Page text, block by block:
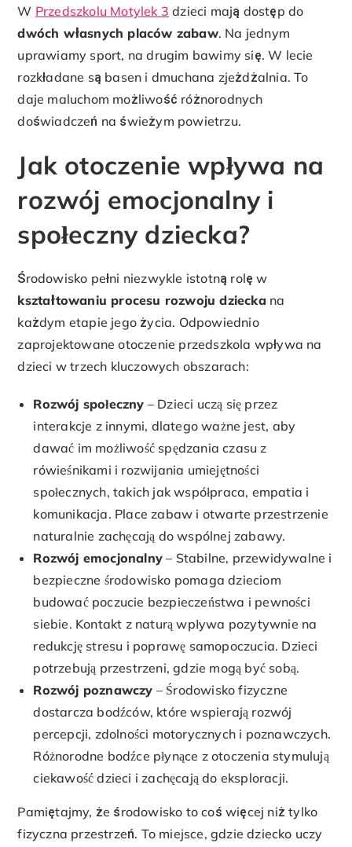
W Przedszkolu Motylek 3 dzieci mają dostęp do
dwóch własnych placów zabaw. Na jednym
uprawiamy sport, na drugim bawimy się. W lecie
rozkładane są basen i dmuchana zjeżdżalnia. To
daje maluchom możliwość różnorodnych
doświadczeń na świeżym powietrzu.
Jak otoczenie wpływa na
rozwój emocjonalny i
społeczny dziecka?
Środowisko pełni niezwykle istotną rolę w
kształtowaniu procesu rozwoju dzieckana
każdym etapie jego życia. Odpowiednio
zaprojektowane otoczenie przedszkola wpływa na
dzieci w trzech kluczowych obszarach:
Rozwój społeczny – Dzieci uczą się przez
interakcje z innymi, dlatego ważne jest, aby
dawać im możliwość spędzania czasu z
rówieśnikami i rozwijania umiejętności
społecznych, takich jak współpraca, empatia i
komunikacja. Place zabaw i otwarte przestrzenie
naturalnie zachęcają do wspólnej zabawy.
Rozwój emocjonalny – Stabilne, przewidywalne i
bezpieczne środowisko pomaga dzieciom
budować poczucie bezpieczeństwa i pewności
siebie. Kontakt z naturą wpływa pozytywnie na
redukcję stresu i poprawę samopoczucia. Dzieci
potrzebują przestrzeni, gdzie mogą być sobą.
Rozwój poznawczy – Środowisko fizyczne
dostarcza bodźców, które wspierają rozwój
percepcji, zdolności motorycznych i poznawczych.
Różnorodne bodźce płynące z otoczenia stymulują
ciekawość dzieci i zachęcają do eksploracji.
Pamiętajmy, że środowisko to coś więcej niż tylko
fizyczna przestrzeń. To miejsce, gdzie dziecko uczy